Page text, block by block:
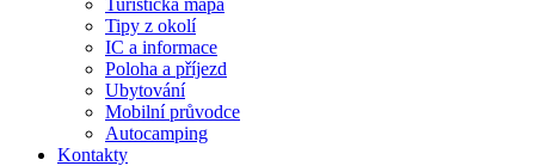
Turistická mapa
Tipy z okolí
IC a informace
Poloha a příjezd
Ubytování
Mobilní průvodce
Autocamping
Kontakty